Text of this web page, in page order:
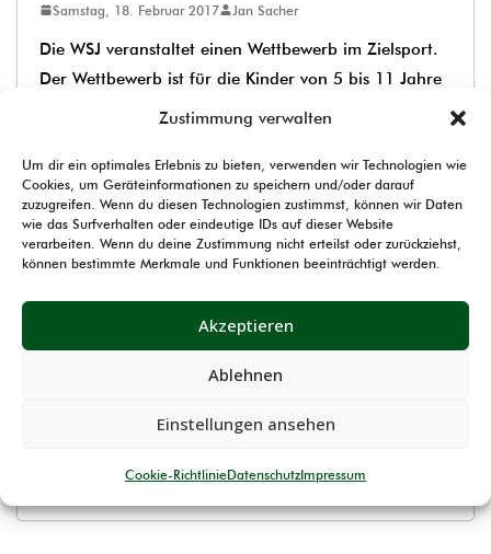
Zustimmung verwalten
Um dir ein optimales Erlebnis zu bieten, verwenden wir Technologien wie
Cookies, um Geräteinformationen zu speichern und/oder darauf
zuzugreifen. Wenn du diesen Technologien zustimmst, können wir Daten
wie das Surfverhalten oder eindeutige IDs auf dieser Website
verarbeiten. Wenn du deine Zustimmung nicht erteilst oder zurückziehst,
können bestimmte Merkmale und Funktionen beeinträchtigt werden.
Akzeptieren
Ablehnen
Einstellungen ansehen
Cookie-RichtlinieDatenschutzImpressum
Samstag, 18. Februar 2017 Jan Sacher
Die WSJ veranstaltet einen Wettbewerb im Zielsport.
Der Wettbewerb ist für die Kinder von 5 bis 11 Jahre
als Einzel- und Mannschaftswertung ausgeschrieben.
ausgeschriebenen Klassen erhalten einen Preis. Am
Ende des Wettkampfes erfolgt die Siegerehrung bei
der zusätzlich jeder Starter eine Ehrung in Form einer
Teil-nahmemedaille erhält.
Dortmund, Eberstr. 30 statt.
Es dürfen auch Kinder teilnehmen, die keine
17_Flyer Winny Cup